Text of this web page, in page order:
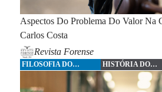
Aspectos Do Problema Do Valor Na
Carlos Costa
Revista Forense
FILOSOFIA DO
DIREITO
HISTÓRIA DO
DIREITO